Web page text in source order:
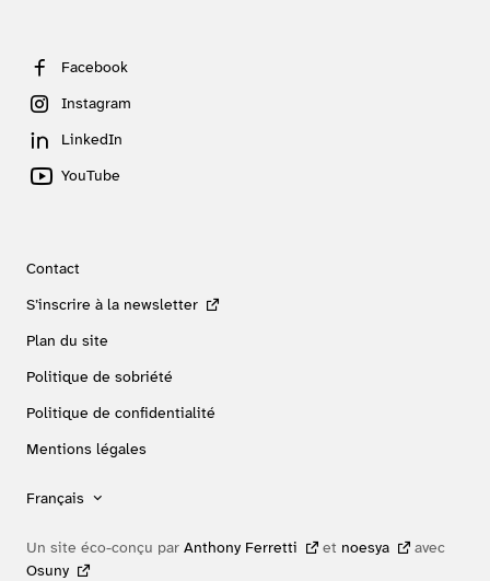
Facebook
Instagram
LinkedIn
YouTube
Contact
S’inscrire à la newsletter
Plan du site
Politique de sobriété
Politique de confidentialité
Mentions légales
Français
Un site éco-conçu par Anthony Ferretti et noesya
avec
Osuny